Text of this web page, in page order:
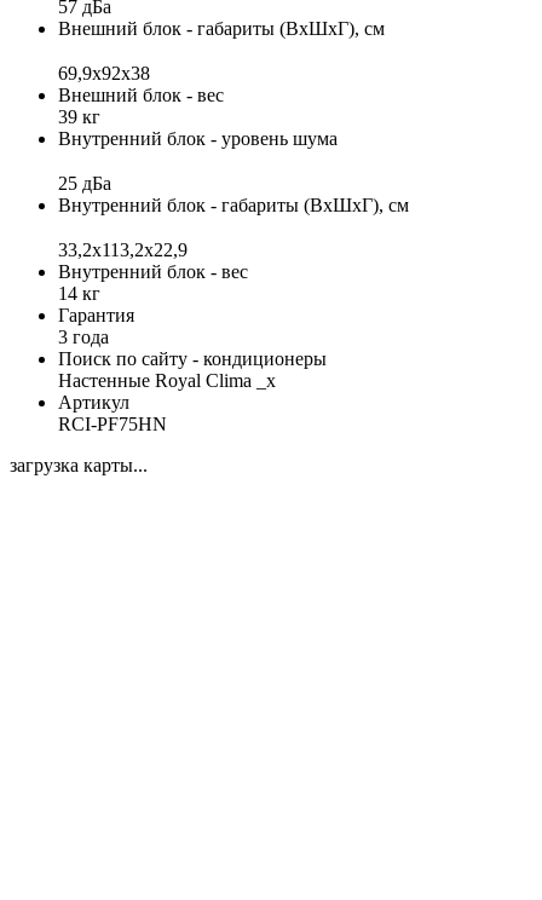
57 дБа
Внешний блок - габариты (ВхШхГ), см
69,9x92x38
Внешний блок - вес
39 кг
Внутренний блок - уровень шума
25 дБа
Внутренний блок - габариты (ВхШхГ), см
33,2x113,2x22,9
Внутренний блок - вес
14 кг
Гарантия
3 года
Поиск по сайту - кондиционеры
Настенные Royal Clima _x
Артикул
RCI-PF75HN
загрузка карты...